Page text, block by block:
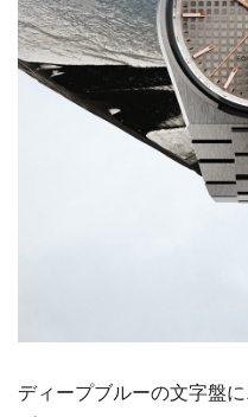
ディープブルーの文字盤